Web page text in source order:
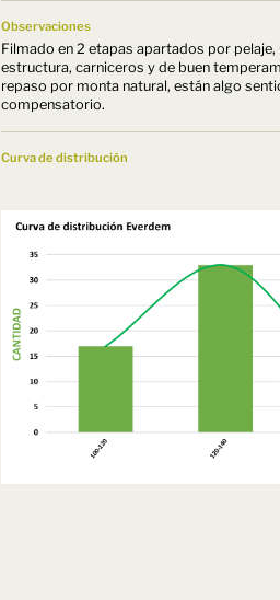
Observaciones
Filmado en 2 etapas apartados por
estructura, carniceros y de buen
repaso por monta natural, están algo
compensatorio.
Curva de distribución